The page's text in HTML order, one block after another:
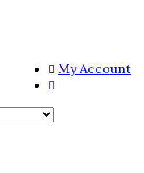
My Account